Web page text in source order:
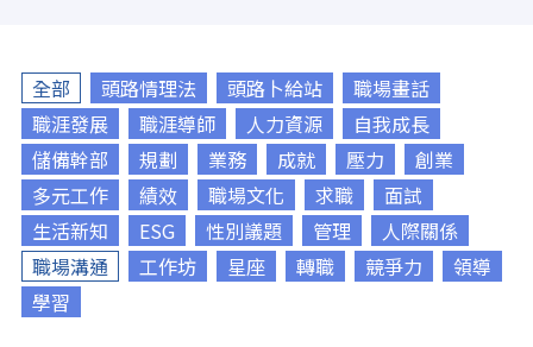
全部 頭路情理法 頭路卜給站
職場畫話
職涯發展
職涯導師 人力資源
自我成長
儲備幹部
規劃 業務 成就 壓力
創業
多元工作
績效 職場文化 求職
面試
生活新知
ESG 性別議題 管理
人際關係
職場溝通
工作坊 星座 轉職 競爭力
領導
學習